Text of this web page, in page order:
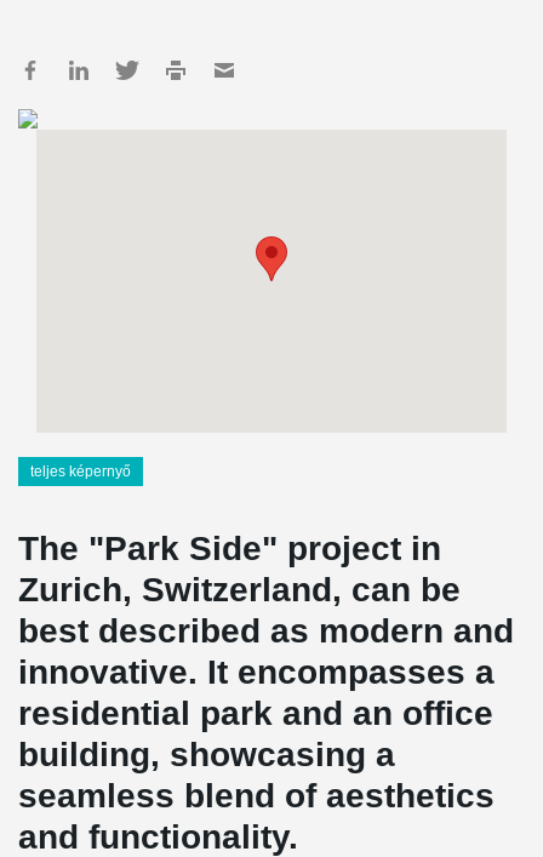
teljes képernyő
The "Park Side" project in
Zurich, Switzerland, can be
best described as modern and
innovative. It encompasses a
residential park and an office
building, showcasing a
seamless blend of aesthetics
and functionality.